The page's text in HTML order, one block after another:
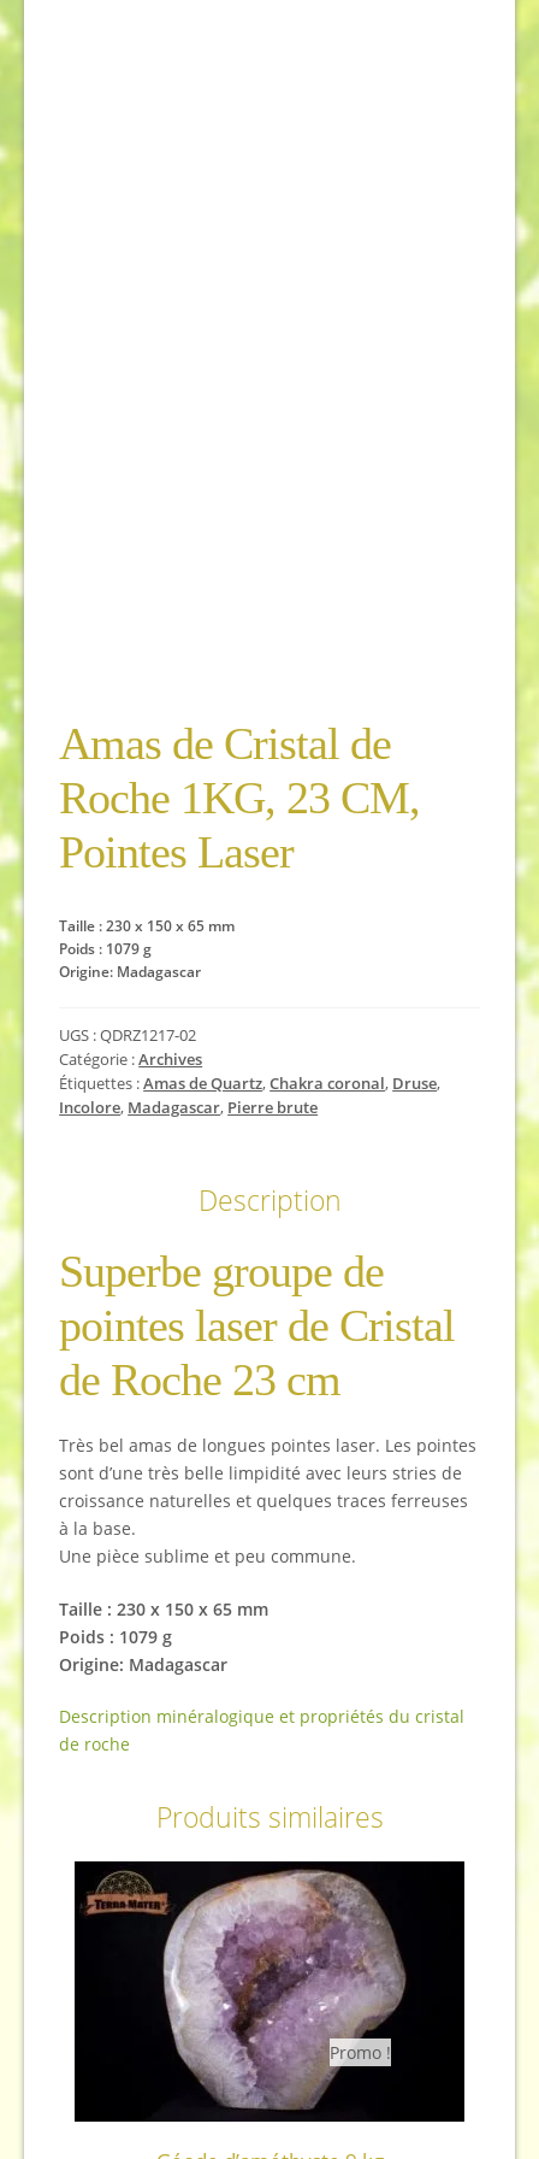
Amas de Cristal de
Roche 1KG, 23 CM,
Pointes Laser
Taille : 230 x 150 x 65 mm
Poids : 1079 g
Origine: Madagascar
UGS :QDRZ1217-02
Catégorie :Archives
Étiquettes :Amas de Quartz,Chakra coronal, Druse,
Incolore, Madagascar, Pierre brute
Description
Superbe groupe de
pointes laser de Cristal
de Roche 23 cm
Très bel amas de longues pointes laser. Les pointes
sont d’une très belle limpidité avec leurs stries de
croissance naturelles et quelques traces ferreuses
à la base.
Une pièce sublime et peu commune.
Taille : 230 x 150 x 65 mm
Poids : 1079 g
Origine: Madagascar
Description minéralogique et propriétés du cristal
de roche
Produits similaires
Promo !